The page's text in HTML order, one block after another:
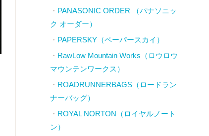
PANASONIC ORDER （パナソニッ
ク オーダー）
PAPERSKY（ペーパースカイ）
RawLow Mountain Works（ロウロウ
マウンテンワークス）
ROADRUNNERBAGS（ロードラン
ナーバッグ）
ROYAL NORTON（ロイヤルノート
ン）